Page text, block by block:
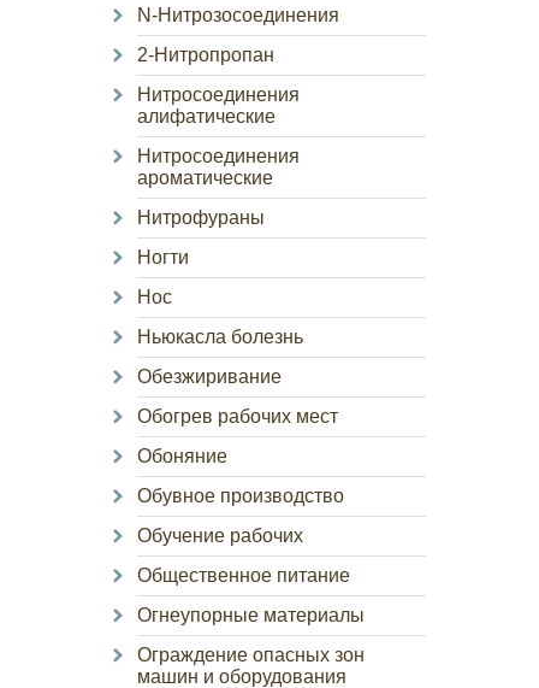
N-Нитрозосоединения
2-Нитропропан
Нитросоединения
алифатические
Нитросоединения
ароматические
Нитрофураны
Ногти
Нос
Ньюкасла болезнь
Обезжиривание
Обогрев рабочих мест
Обоняние
Обувное производство
Обучение рабочих
Общественное питание
Огнеупорные материалы
Ограждение опасных зон
машин и оборудования